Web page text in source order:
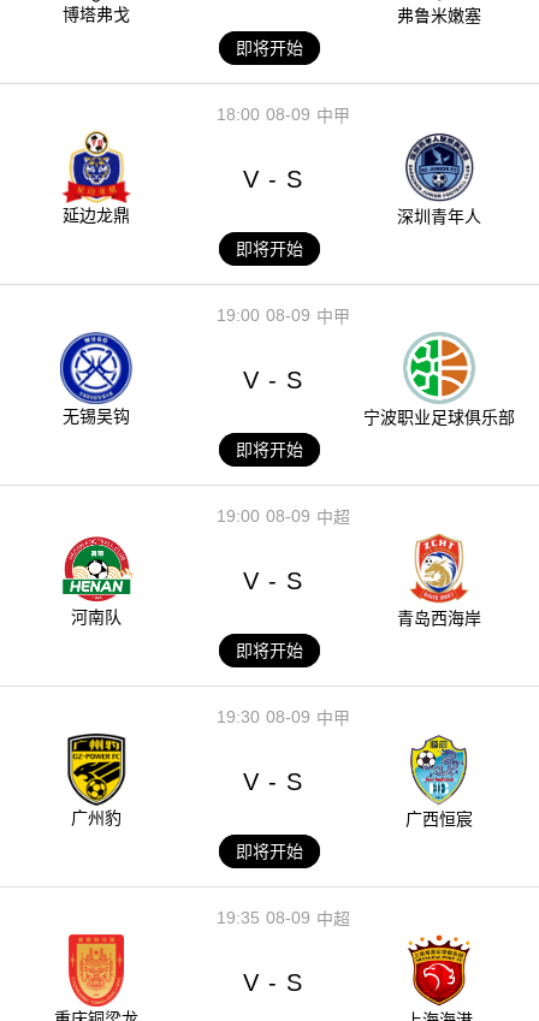
博塔弗戈
弗鲁米嫩塞
即将开始
08-09
18:00 中甲
延边龙鼎
V - S
深圳青年人
即将开始
08-09
19:00 中甲
无锡吴钩
V - S
宁波职业足球俱乐部
即将开始
08-09
19:00 中超
河南队
V - S
青岛西海岸
即将开始
08-09
19:30 中甲
广州豹
V - S
广西恒宸
即将开始
08-09
19:35 中超
V - S